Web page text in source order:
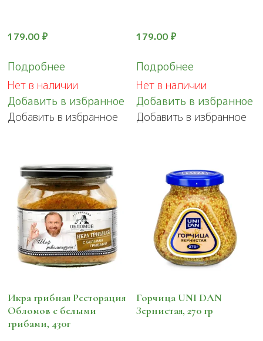
179.00 ₽
Подробнее
Нет в наличии
Добавить в избранное
Добавить в избранное
179.00₽
Подробнее
Нет в наличии
Добавить в избранное
Добавить в избранное
Икра грибная Ресторация
Обломов с белыми
грибами, 430г
Горчица UNI DAN
Зернистая, 270 гр